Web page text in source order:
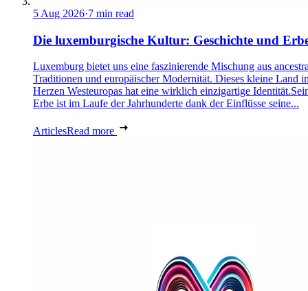
5 Aug 2026·7 min read
Die luxemburgische Kultur: Geschichte und
Luxemburg bietet uns eine faszinierende Mischung aus
Traditionen und europäischer Modernität. Dieses kleine Land
Herzen Westeuropas hat eine wirklich einzigartige
Erbe ist im Laufe der Jahrhunderte dank der Einflüsse seine...
ArticlesRead more